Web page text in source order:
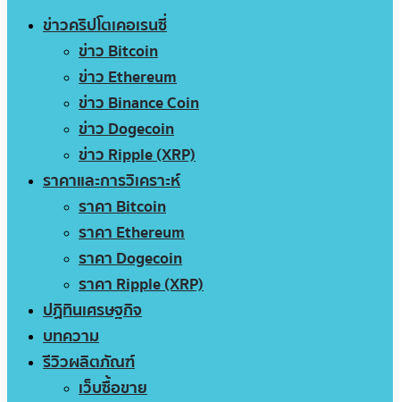
ข่าวคริปโตเคอเรนซี่
ข่าว Bitcoin
ข่าว Ethereum
ข่าว Binance Coin
ข่าว Dogecoin
ข่าว Ripple (XRP)
ราคาและการวิเคราะห์
ราคา Bitcoin
ราคา Ethereum
ราคา Dogecoin
ราคา Ripple (XRP)
ปฏิทินเศรษฐกิจ
บทความ
รีวิวผลิตภัณฑ์
เว็บซื้อขาย